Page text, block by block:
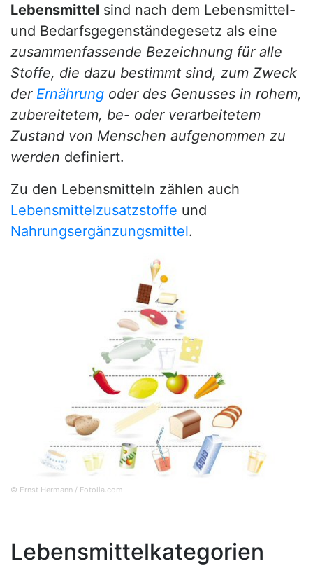
Lebensmittel sind nach dem Lebensmittel-
und Bedarfsgegenständegesetz als eine
zusammenfassende Bezeichnung für alle
Stoffe, die dazu bestimmt sind, zum Zweck
der Ernährung oder des Genusses in rohem,
zubereitetem, be- oder verarbeitetem
Zustand von Menschen aufgenommen zu
werden definiert.
Zu den Lebensmitteln zählen auch
Lebensmittelzusatzstoffe und
Nahrungsergänzungsmittel.
© Ernst Hermann / Fotolia.com
Lebensmittelkategorien